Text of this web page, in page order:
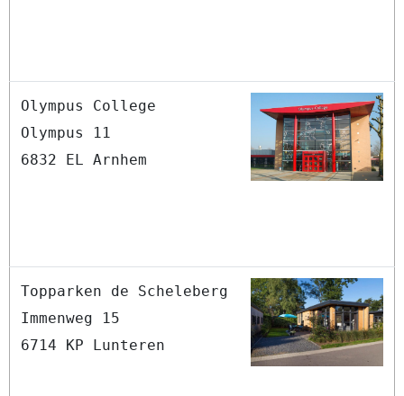
Olympus College
Olympus 11
6832 EL Arnhem
Topparken de Scheleberg
Immenweg 15
6714 KP Lunteren